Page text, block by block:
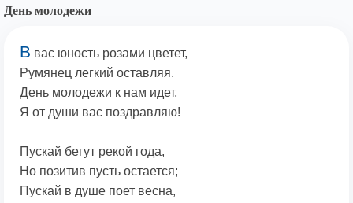
День молодежи
В вас юность розами цветет,
Румянец легкий оставляя.
День молодежи к нам идет,
Я от души вас поздравляю!
Пускай бегут рекой года,
Но позитив пусть остается;
Пускай в душе поет весна,